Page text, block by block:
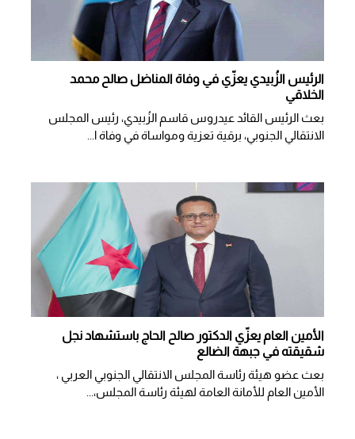
الرئيس الزُبيدي يعزّي في وفاة المناضل صالح محمد
الخلاقي
بعث الرئيس القائد عيدروس قاسم الزُبيدي، رئيس المجلس
الانتقالي الجنوبي، برقية تعزية ومواساة في وفاة ا...
الأمين العام يعزّي الدكتور صالح الحاج باستشهاد نجل
شقيقته في جبهة الضالع
بعث عضو هيئة رئاسة المجلس الانتقالي الجنوبي العربي ،
الأمين العام للأمانة العامة لهيئة رئاسة المجلس،...